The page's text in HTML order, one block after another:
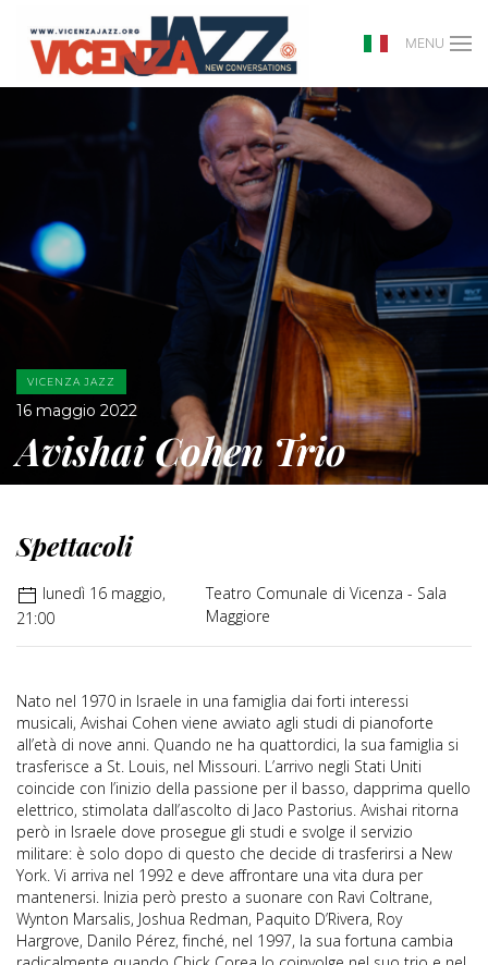
MENU
VICENZA JAZZ
16 maggio 2022
Avishai Cohen Trio
Spettacoli
lunedì 16 maggio,
21:00
Teatro Comunale di Vicenza - Sala
Maggiore
Nato nel 1970 in Israele in una famiglia dai forti interessi
musicali, Avishai Cohen viene avviato agli studi di pianoforte
all’età di nove anni. Quando ne ha quattordici, la sua famiglia si
trasferisce a St. Louis, nel Missouri. L’arrivo negli Stati Uniti
coincide con l’inizio della passione per il basso, dapprima quello
elettrico, stimolata dall’ascolto di Jaco Pastorius. Avishai ritorna
però in Israele dove prosegue gli studi e svolge il servizio
militare: è solo dopo di questo che decide di trasferirsi a New
York. Vi arriva nel 1992 e deve affrontare una vita dura per
mantenersi. Inizia però presto a suonare con Ravi Coltrane,
Wynton Marsalis, Joshua Redman, Paquito D’Rivera, Roy
Hargrove, Danilo Pérez, finché, nel 1997, la sua fortuna cambia